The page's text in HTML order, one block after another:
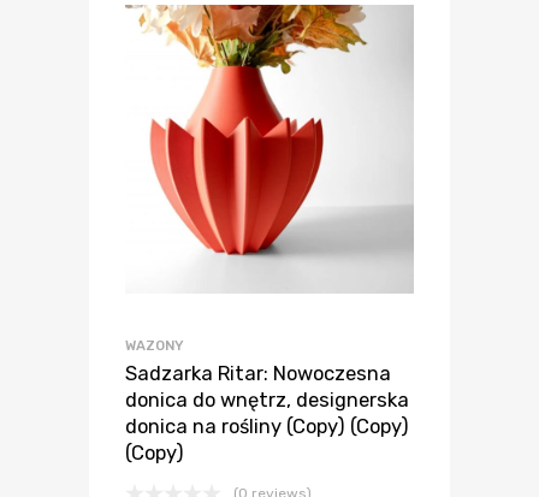
WAZONY
Sadzarka Ritar: Nowoczesna
donica do wnętrz, designerska
donica na rośliny (Copy) (Copy)
(Copy)